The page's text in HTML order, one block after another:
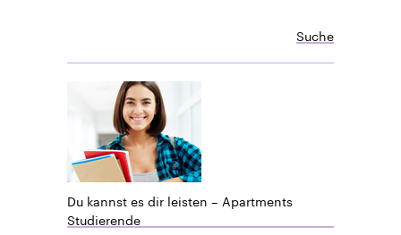
Suche
Du kannst es dir leisten – Apartments
Studierende